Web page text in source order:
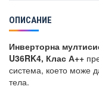
ОПИСАНИЕ
Инверторна
U36RK4, Клас А++
система, което може
тела.